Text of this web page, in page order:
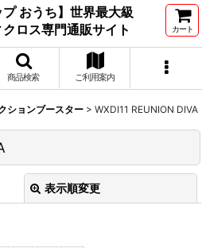
プ おうち】世界最大級
ロス専門通販サイト
カート
商品検索 ご利用案内
ションブースター > WXDI11 REUNION DIVA
表示順変更